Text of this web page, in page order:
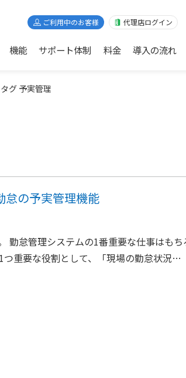
ご利用中のお客様 代理店ログイン
機能 サポート体制 料金 導入の流れ
タグ 予実管理
怠の予実管理機能
勤怠管理システムの1番重要な仕事はもち
重要な役割として、「現場の勤怠状況…